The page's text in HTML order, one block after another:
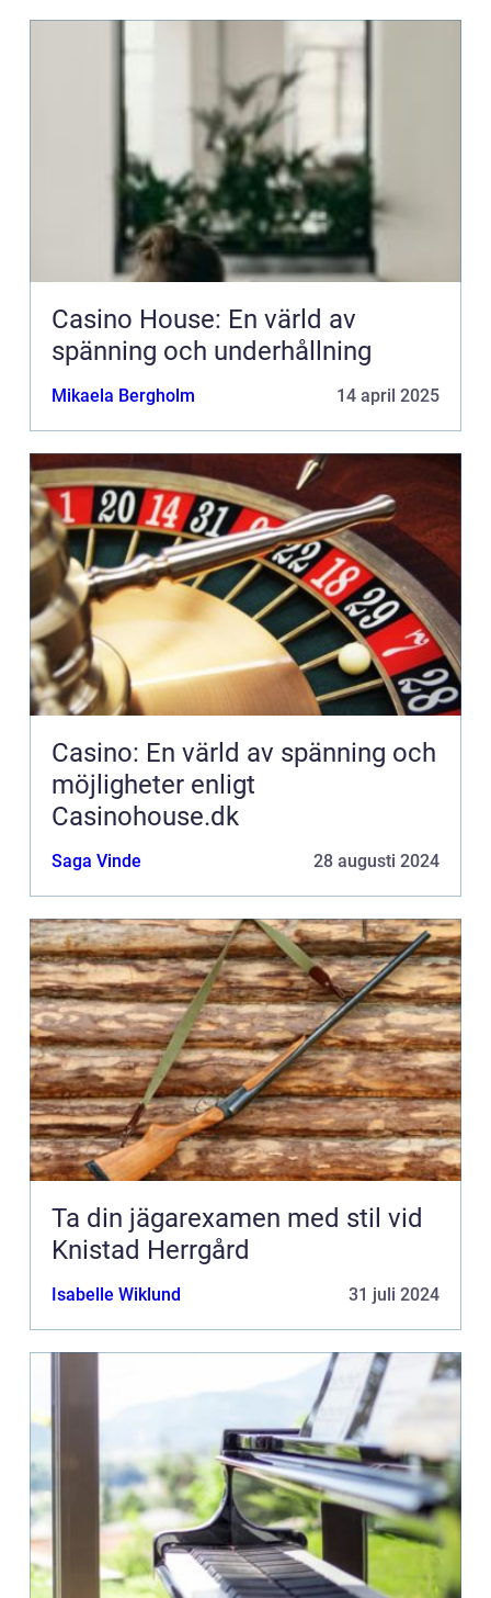
Casino House: En värld av
spänning och underhållning
Mikaela Bergholm 14 april 2025
Casino: En värld av spänning och
möjligheter enligt
Casinohouse.dk
Saga Vinde 28 augusti 2024
Ta din jägarexamen med stil vid
Knistad Herrgård
Isabelle Wiklund 31 juli 2024